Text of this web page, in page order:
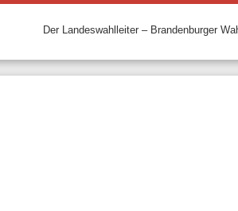
Der Landeswahlleiter – Brandenburger